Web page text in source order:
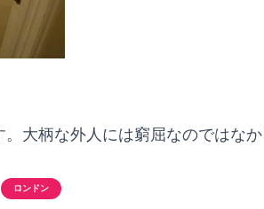
大柄な外人には窮屈なのではなか
ロンドン